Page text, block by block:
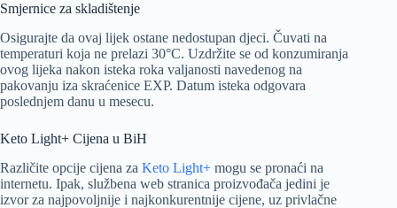
Smjernice za skladištenje
Osigurajte da ovaj lijek ostane nedostupan djeci. Čuvati na
temperaturi koja ne prelazi 30°C. Uzdržite se od konzumiranja
ovog lijeka nakon isteka roka valjanosti navedenog na
pakovanju iza skraćenice EXP. Datum isteka odgovara
poslednjem danu u mesecu.
Keto Light+ Cijena u BiH
Različite opcije cijena za Keto Light+ mogu se pronaći na
internetu. Ipak, službena web stranica proizvođača jedini je
izvor za najpovoljnije i najkonkurentnije cijene, uz privlačne